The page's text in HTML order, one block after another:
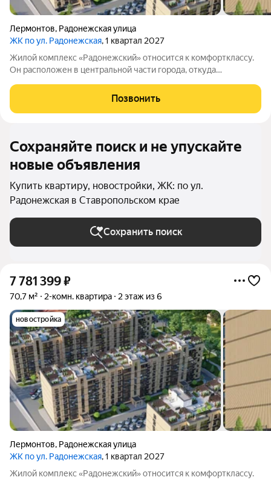
Лермонтов, Радонежская улица
ЖК по ул. Радонежская, 1 квартал 2027
Жилой комплекс «Радонежский» относится к комфортклассу.
Он расположен в центральной части города, откуда
Бештау, Шелудивую и Кавказский хребет. Город, где находится
комплекс, входит в особо
Позвонить
Сохраняйте поиск и не упускайте
новые объявления
Купить квартиру, новостройки, ЖК: по ул.
Радонежская в Ставропольском крае
Сохранить поиск
7 781 399₽
70,7 м² 2-комн. квартира 2 этаж из 6
новостройка
Лермонтов, Радонежская улица
ЖК по ул. Радонежская, 1 квартал 2027
Жилой комплекс «Радонежский» относится к комфортклассу.